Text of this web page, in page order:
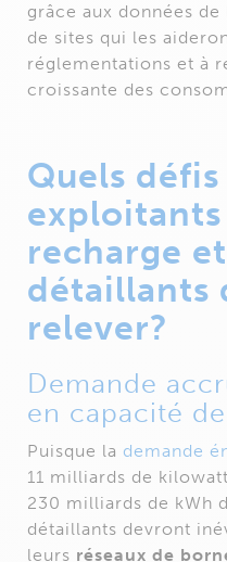
grâce aux données de
de sites qui les
réglementations et à
croissante des
Quels défis
recharge
détaillants
relever?
Demande
en capacité
Puisque la demande
11 milliards de
230 milliards de kWh
détaillants devront
leurs réseaux de